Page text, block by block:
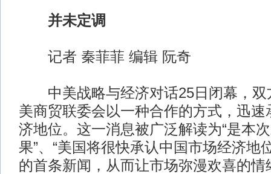
并未定调
记者 秦菲菲 编辑 阮奇
中美战略与经济对话25日闭幕，双
美商贸联委会以一种合作的方式，迅速
济地位。这一消息被广泛解读为“是本
果”、“美国将很快承认中国市场经济地
的首条新闻，从而让市场弥漫欢喜的情